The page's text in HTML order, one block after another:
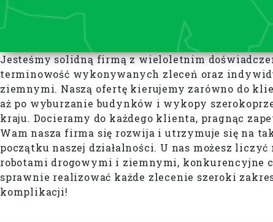
Jesteśmy solidną firmą z wieloletnim
terminowość wykonywanych zleceń oraz
ziemnymi. Naszą ofertę kierujemy zarówno do
aż po wyburzanie budynków i wykopy
kraju. Docieramy do każdego klienta, pragnąc
Wam nasza firma się rozwija i utrzymuje się na
początku naszej działalności. U nas możesz
robotami drogowymi i ziemnymi, konkurencyjne
sprawnie realizować każde zlecenie szeroki
komplikacji!